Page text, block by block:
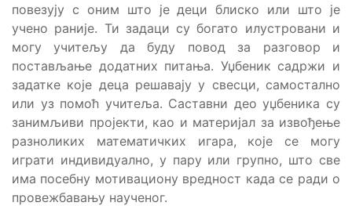
повезују с оним што је деци блиско или што је
учено раније. Ти задаци су богато илустровани и
могу учитељу да буду повод за разговор и
постављање додатних питања. Уџбеник садржи и
задатке које деца решавају у свесци, самостално
или уз помоћ учитеља. Саставни део уџбеника су
занимљиви пројекти, као и материјал за извођење
разноликих математичких игара, које се могу
играти индивидуално, у пару или групно, што све
има посебну мотивациону вредност када се ради о
провежбавању наученог.